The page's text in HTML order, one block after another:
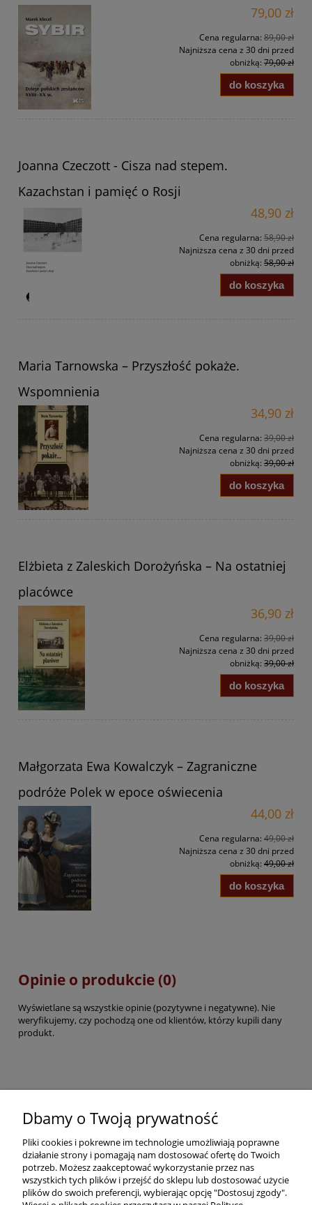
79,00 zł
Cena regularna: 89,00 zł
Najniższa cena z 30 dni przed
obniżką: 79,00 zł
do koszyka
Joanna Czeczott - Cisza nad stepem.
Kazachstan i pamięć o Rosji
48,90 zł
Cena regularna: 58,90 zł
Najniższa cena z 30 dni przed
obniżką: 58,90 zł
do koszyka
Maria Tarnowska – Przyszłość pokaże.
Wspomnienia
34,90 zł
Cena regularna: 39,00 zł
Najniższa cena z 30 dni przed
obniżką: 39,00 zł
do koszyka
Elżbieta z Zaleskich Dorożyńska – Na ostatniej
placówce
36,90 zł
Cena regularna: 39,00 zł
Najniższa cena z 30 dni przed
obniżką: 39,00 zł
do koszyka
Małgorzata Ewa Kowalczyk – Zagraniczne
podróże Polek w epoce oświecenia
44,00 zł
Cena regularna: 49,00 zł
Najniższa cena z 30 dni przed
obniżką: 49,00 zł
do koszyka
Opinie o produkcie (0)
Wyświetlane są wszystkie opinie (pozytywne i negatywne). Nie
weryfikujemy, czy pochodzą one od klientów, którzy kupili dany
produkt.
Pomoc
Dostawa
Moje konto
Dbamy o Twoją prywatność
Pliki cookies i pokrewne im technologie umożliwiają poprawne
działanie strony i pomagają nam dostosować ofertę do Twoich
potrzeb. Możesz zaakceptować wykorzystanie przez nas
wszystkich tych plików i przejść do sklepu lub dostosować użycie
plików do swoich preferencji, wybierając opcję "Dostosuj zgody".